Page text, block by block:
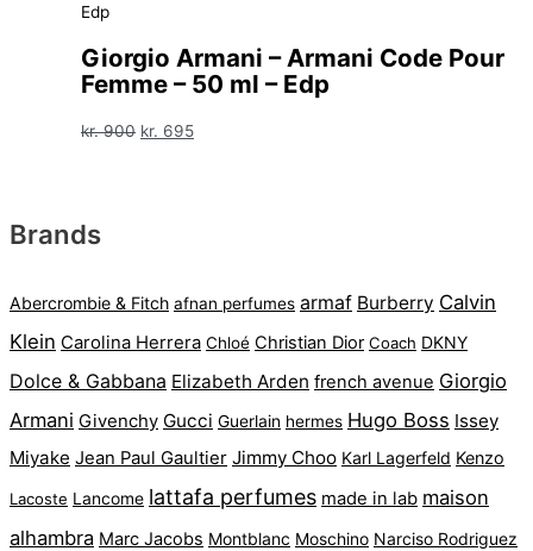
Giorgio Armani – Armani Code Pour
Femme – 50 ml – Edp
kr.900 Den
kr. 695Den
Brands
Abercrombie & Fitch afnan perfumes armaf Burberry Calvin
Klein Carolina Herrera Chloé Christian Dior Coach DKNY
Dolce & Gabbana Elizabeth Arden french avenue Giorgio
Armani Givenchy Gucci Guerlain hermes Hugo Boss Issey
Miyake Jean Paul Gaultier Jimmy Choo Karl Lagerfeld Kenzo
Lacoste Lancome lattafa perfumes made in lab maison
alhambra Marc Jacobs Montblanc Moschino Narciso Rodriguez